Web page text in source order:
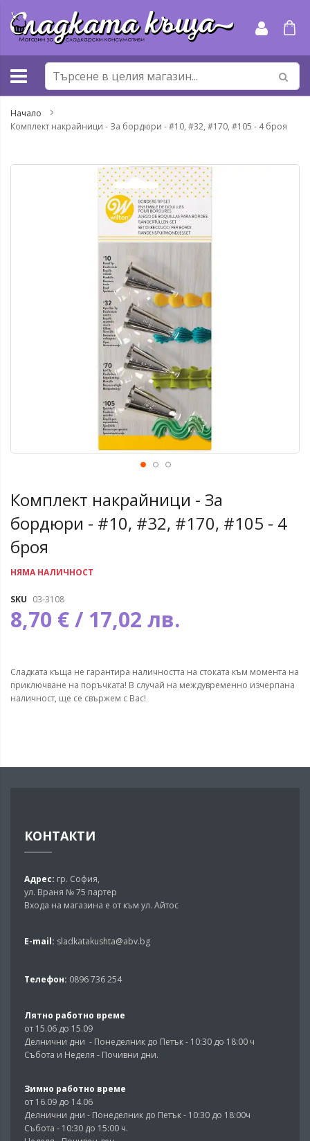
към
съдържанието
Начало
Комплект накрайници - За бордюри - #10, #32, #170, #105 - 4 броя
Преминете
Комплект накрайници - За
бордюри - #10, #32, #170, #105 - 4
броя
НЯМА НАЛИЧНОСТ
SKU 03-3108
8,70 € / 17,02 лв.
Сладката къща не гарантира наличността на стоката към момента на
приключване на поръчката! В случай на междувременно изчерпана
наличност, ще се свържем с Вас!
КОНТАКТИ
Адрес: гр. София,
ул. Враня № 75 партер
Входа на магазина е от към ул. Айтос
E-mail: sladkatakushta@abv.bg
Телефон: 0896 736 254
Лятно работно време
от 15.06 до 15.09
Делнични дни - Понеделник до Петък - 10:30 до 18:00 ч
Събота и Неделя - Почивни дни.
Зимно работно време
от 16.09 до 14.06
Делнични дни - Понеделник до Петък - 10:30 до 18:00ч
Събота - 10:30 до 15:00 ч.